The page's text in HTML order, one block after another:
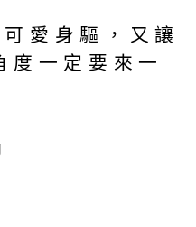
愛身驅，又讓
度一定要來一